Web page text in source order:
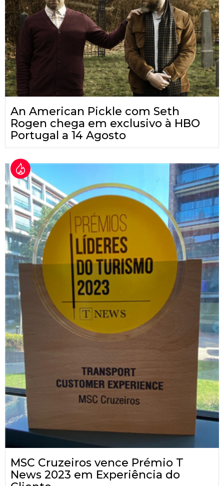
An American Pickle com Seth
Rogen chega em exclusivo à HBO
Portugal a 14 Agosto
MSC Cruzeiros vence Prémio T
News 2023 em Experiência do